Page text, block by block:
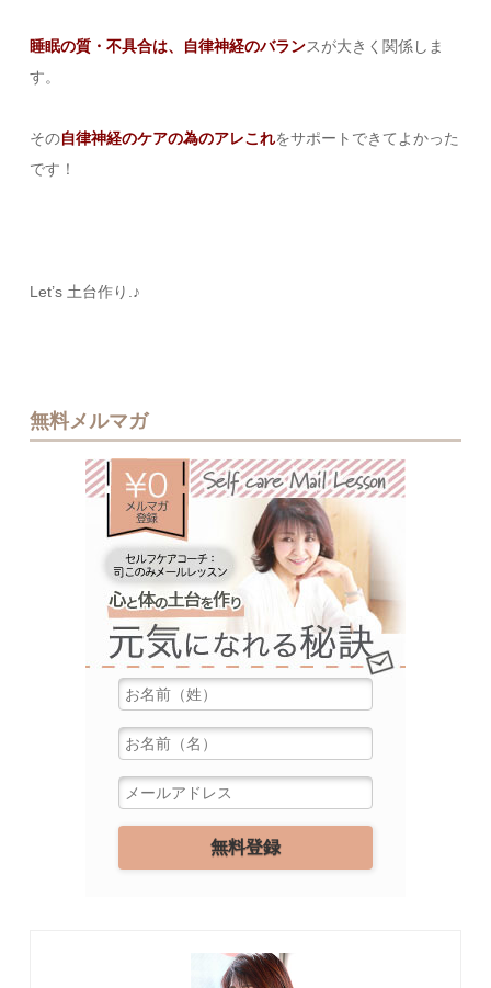
睡眠の質・不具合は、自律神経のバランスが大きく関係しま
す。
その自律神経のケアの為のアレこれをサポートできてよかった
です！
Let’s 土台作り.♪
無料メルマガ